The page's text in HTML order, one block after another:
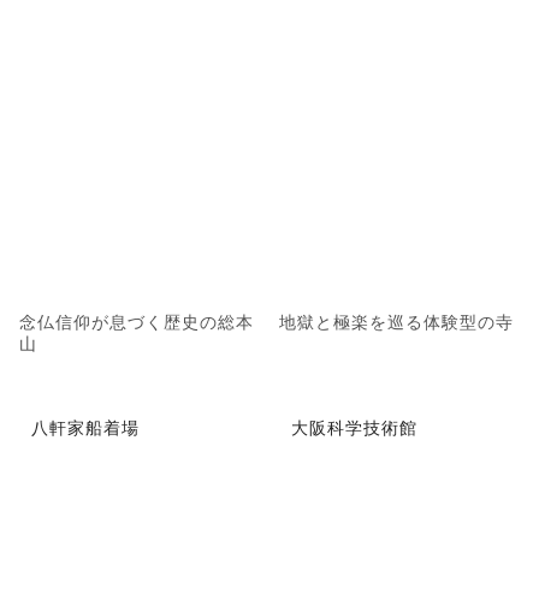
念仏信仰が息づく歴史の総本
山
地獄と極楽を巡る体験型の寺
八軒家船着場 大阪科学技術館